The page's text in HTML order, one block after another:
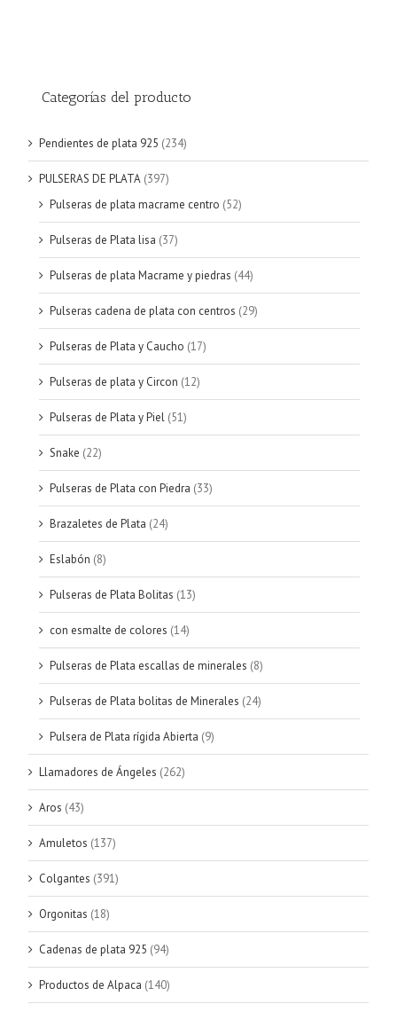
Categorías del producto
Pendientes de plata 925 (234)
PULSERAS DE PLATA (397)
Pulseras de plata macrame centro (52)
Pulseras de Plata lisa (37)
Pulseras de plata Macrame y piedras (44)
Pulseras cadena de plata con centros (29)
Pulseras de Plata y Caucho (17)
Pulseras de plata y Circon (12)
Pulseras de Plata y Piel (51)
Snake (22)
Pulseras de Plata con Piedra (33)
Brazaletes de Plata (24)
Eslabón (8)
Pulseras de Plata Bolitas (13)
con esmalte de colores (14)
Pulseras de Plata escallas de minerales (8)
Pulseras de Plata bolitas de Minerales (24)
Pulsera de Plata rígida Abierta (9)
Llamadores de Ángeles (262)
Aros (43)
Amuletos (137)
Colgantes (391)
Orgonitas (18)
Cadenas de plata 925 (94)
Productos de Alpaca (140)